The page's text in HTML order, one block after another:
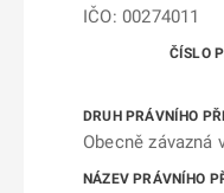
IČO: 00274011
Obecně závazná